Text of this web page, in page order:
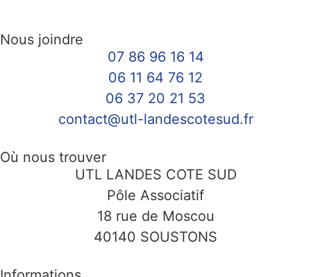
Nous joindre
07 86 96 16 14
06 11 64 76 12
06 37 20 21 53
contact@utl-landescotesud.fr
Où nous trouver
UTL LANDES COTE SUD
Pôle Associatif
18 rue de Moscou
40140 SOUSTONS